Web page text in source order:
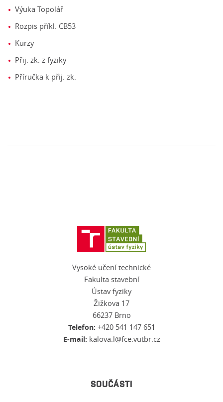
Výuka Topolář
Rozpis příkl. CB53
Kurzy
Přij. zk. z fyziky
Příručka k přij. zk.
Vysoké učení technické
Fakulta stavební
Ústav fyziky
Žižkova 17
66237 Brno
Telefon: +420 541 147 651
E-mail: kalova.l@fce.vutbr.cz
SOUČÁSTI